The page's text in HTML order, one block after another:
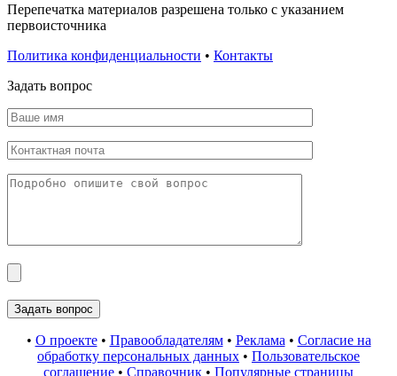
Перепечатка материалов разрешена только с указанием
первоисточника
Политика конфиденциальности • Контакты
Задать вопрос
• О проекте• Правообладателям• Реклама • Согласие на
обработку персональных данных • Пользовательское
соглашение • Справочник • Популярные страницы